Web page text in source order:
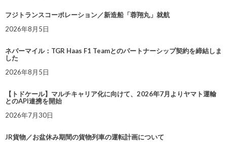
フジトランスコーポレーション／新造船「蓉翔丸」就航
2026年8月5日
ネバーマイル：TGR Haas F1 Teamとのパートナーシップ契約を締結しま
した
2026年8月5日
【トドケール】マルチキャリア化に向けて、2026年7月よりヤマト運輸
とのAPI連携を開始
2026年7月30日
JR貨物／お盆休み期間の貨物列車の運転計画について